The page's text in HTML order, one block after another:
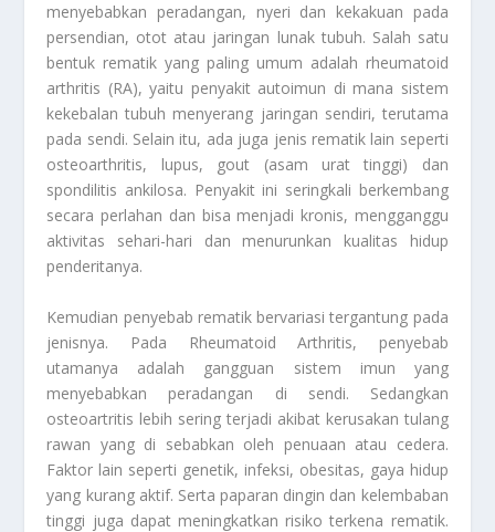
menyebabkan peradangan, nyeri dan kekakuan pada
persendian, otot atau jaringan lunak tubuh. Salah satu
bentuk rematik yang paling umum adalah rheumatoid
arthritis (RA), yaitu penyakit autoimun di mana sistem
kekebalan tubuh menyerang jaringan sendiri, terutama
pada sendi. Selain itu, ada juga jenis rematik lain seperti
osteoarthritis, lupus, gout (asam urat tinggi) dan
spondilitis ankilosa. Penyakit ini seringkali berkembang
secara perlahan dan bisa menjadi kronis, mengganggu
aktivitas sehari-hari dan menurunkan kualitas hidup
penderitanya.
Kemudian penyebab rematik bervariasi tergantung pada
jenisnya. Pada
Rheumatoid Arthritis, penyebab
utamanya adalah gangguan sistem imun yang
menyebabkan peradangan di sendi. Sedangkan
osteoartritis lebih sering terjadi akibat kerusakan tulang
rawan yang di sebabkan oleh penuaan atau cedera.
Faktor lain seperti genetik, infeksi, obesitas, gaya hidup
yang kurang aktif. Serta paparan dingin dan kelembaban
tinggi juga dapat meningkatkan risiko terkena rematik.